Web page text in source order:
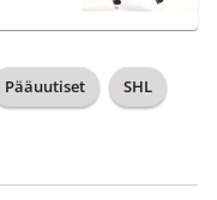
Pääuutiset SHL